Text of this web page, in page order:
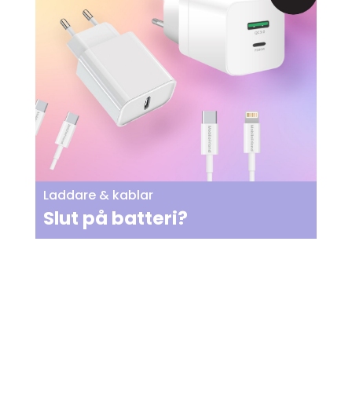
Laddare & kablar
Slut på batteri?